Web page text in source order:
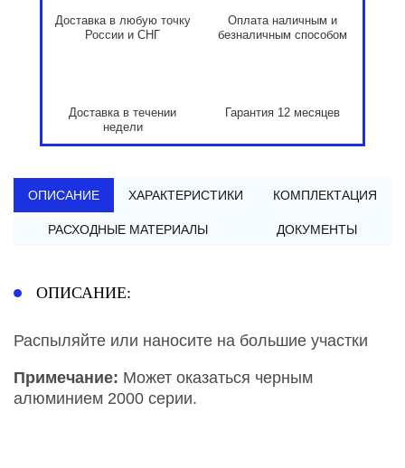
Доставка в любую точку
России и СНГ
Оплата наличным и
безналичным способом
Доставка в течении
недели
Гарантия 12 месяцев
ОПИСАНИЕ ХАРАКТЕРИСТИКИ КОМПЛЕКТАЦИЯ
РАСХОДНЫЕ МАТЕРИАЛЫ ДОКУМЕНТЫ
ОПИСАНИЕ:
Распыляйте или наносите на большие участки
Примечание: Может оказаться черным
алюминием 2000 серии.